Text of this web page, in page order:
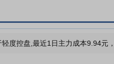
度控盘,最近1日主力成本9.94元